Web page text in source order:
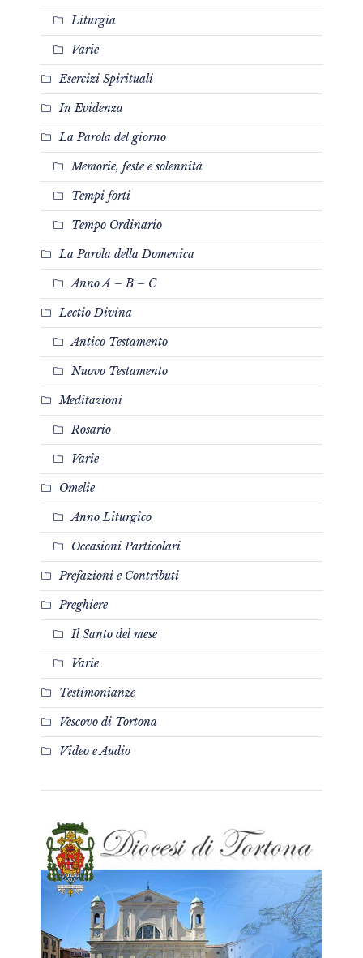
Liturgia
Varie
Esercizi Spirituali
In Evidenza
La Parola del giorno
Memorie, feste e solennità
Tempi forti
Tempo Ordinario
La Parola della Domenica
Anno A – B – C
Lectio Divina
Antico Testamento
Nuovo Testamento
Meditazioni
Rosario
Varie
Omelie
Anno Liturgico
Occasioni Particolari
Prefazioni e Contributi
Preghiere
Il Santo del mese
Varie
Testimonianze
Vescovo di Tortona
Video e Audio